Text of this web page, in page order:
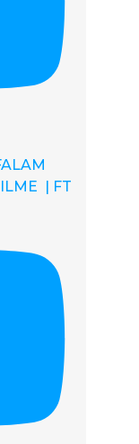
| FT